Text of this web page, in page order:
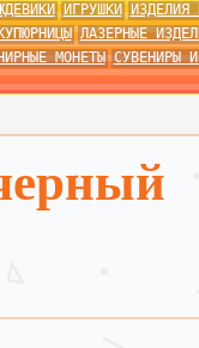
ИГРУШКИ ИЗДЕЛИЯ
ЛАЗЕРНЫЕ
МОНЕТЫ СУВЕНИРЫ